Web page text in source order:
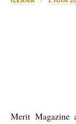
Merit Magazine